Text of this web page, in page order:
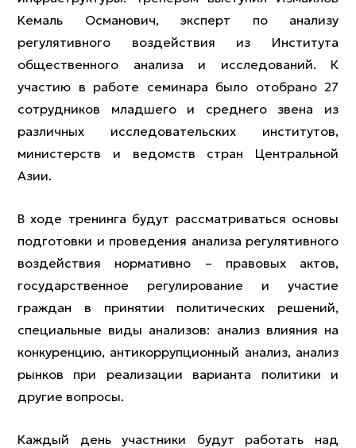
Кемаль Османович, эксперт по анализу
регулятивного воздействия из Института
общественного анализа и исследований. К
участию в работе семинара было отобрано 27
сотрудников младшего и среднего звена из
различных исследовательских институтов,
министерств и ведомств стран Центральной
Азии.
В ходе тренинга будут рассматриваться основы
подготовки и проведения анализа регулятивного
воздействия нормативно – правовых актов,
государственное регулирование и участие
граждан в принятии политических решений,
специальные виды анализов: анализ влияния на
конкуренцию, антикоррупционный анализ, анализ
рынков при реализации варианта политики и
другие вопросы.
Каждый день участники будут работать над